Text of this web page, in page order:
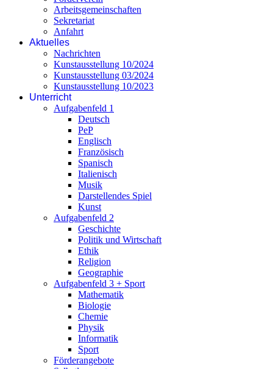
Arbeitsgemeinschaften
Sekretariat
Anfahrt
Aktuelles
Nachrichten
Kunstausstellung 10/2024
Kunstausstellung 03/2024
Kunstausstellung 10/2023
Unterricht
Aufgabenfeld 1
Deutsch
PeP
Englisch
Französisch
Spanisch
Italienisch
Musik
Darstellendes Spiel
Kunst
Aufgabenfeld 2
Geschichte
Politik und Wirtschaft
Ethik
Religion
Geographie
Aufgabenfeld 3 + Sport
Mathematik
Biologie
Chemie
Physik
Informatik
Sport
Förderangebote